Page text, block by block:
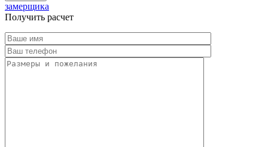
замерщика
Получить расчет